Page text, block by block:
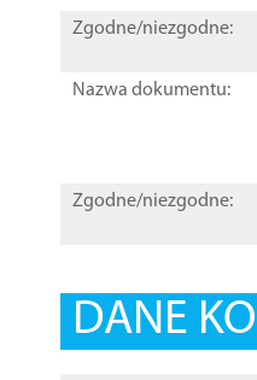
Zgodne/niezgodne:
Nazwa dokumentu:
Zgodne/niezgodne:
DANE